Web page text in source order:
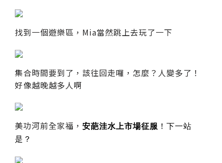
找到一個遊樂區，Mia當然跳上去玩了一下
集合時間要到了，該往回走囉，怎麼？人變多了！
好像越晚越多人啊
美功河前全家福， 安葩洼水上市場征服 ！下一站
是？